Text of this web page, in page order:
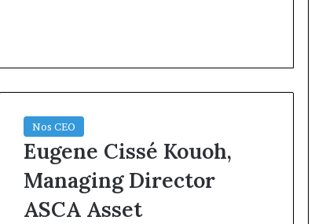
Nos CEO
Eugene Cissé Kouoh,
Managing Director
ASCA Asset